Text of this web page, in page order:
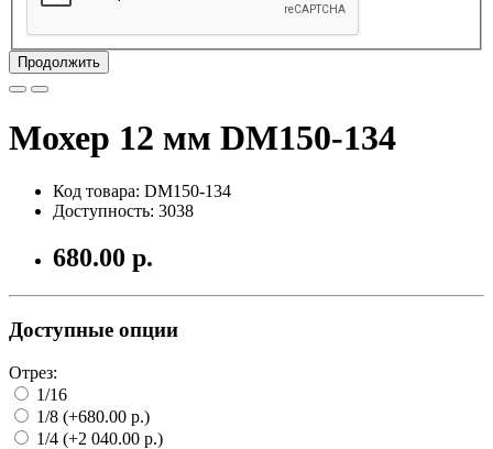
Продолжить
Мохер 12 мм DM150-134
Код товара: DM150-134
Доступность: 3038
680.00 р.
Доступные опции
Отрез:
1/16
1/8 (+680.00 р.)
1/4 (+2 040.00 р.)